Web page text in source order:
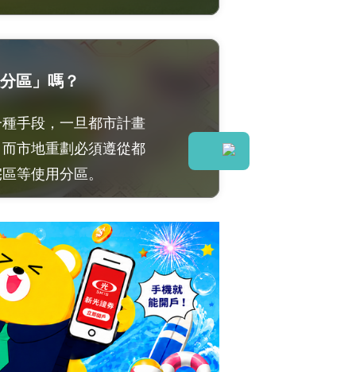
區」嗎？
手段，一旦都市計畫
市地重劃必須遵從都
等使用分區。